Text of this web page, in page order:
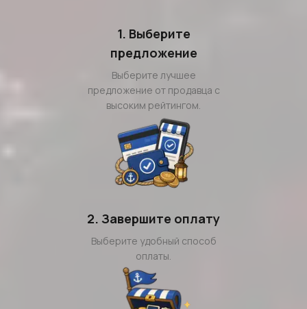
1. Выберите
предложение
Выберите лучшее
предложение от продавца с
высоким рейтингом.
2. Завершите оплату
Выберите удобный способ
оплаты.